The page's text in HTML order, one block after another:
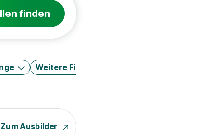
finden
Weitere Filter
Zum Ausbilder